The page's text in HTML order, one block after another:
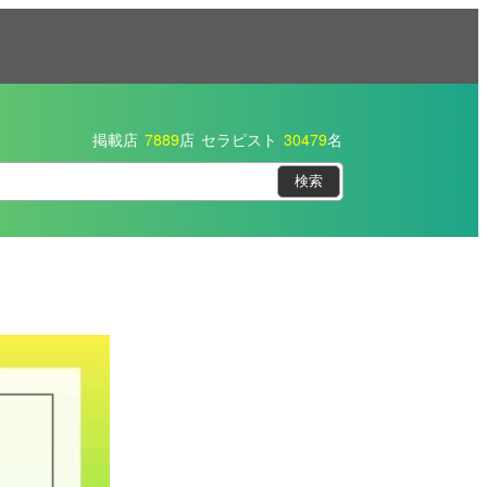
掲載店 7889店 セラピスト 30479名